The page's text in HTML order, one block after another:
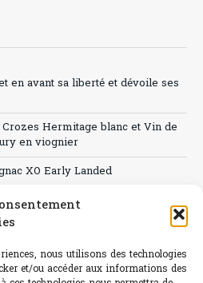
nous utilisons des technologies
et/ou accéder aux informations des
en avant sa liberté et dévoile ses
Hermitage blanc et Vin de
en viognier
XO Early Landed
l’heure espagnole » ?